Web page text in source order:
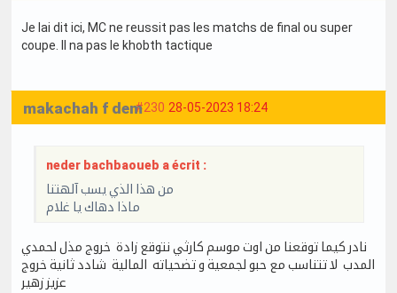
Je lai dit ici, MC ne reussit pas les matchs de final ou super
coupe. Il na pas le khobth tactique
#230 28-05-2023 18:24
makachah f dem
neder bachbaoueb a écrit :
من هذا الذي يسب آلهتنا
ماذا دهاك يا غلام
نادر كيما توقعنا من اوت موسم كارثي نتوقع زادة خروج مذل لحمدي
المدب لا تتناسب مع حبو لجمعية و تضحياته المالية شادد ثانية خروج
عزيز زهير